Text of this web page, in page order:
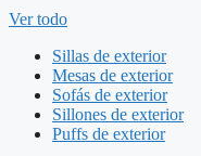
Ver todo
Sillas de exterior
Mesas de exterior
Sofás de exterior
Sillones de exterior
Puffs de exterior